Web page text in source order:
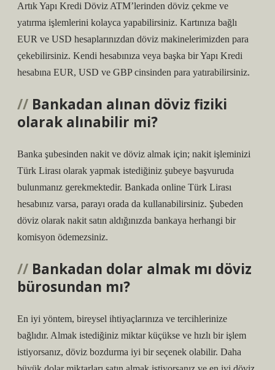
Artık Yapı Kredi Döviz ATM’lerinden döviz çekme ve
yatırma işlemlerini kolayca yapabilirsiniz. Kartınıza bağlı
EUR ve USD hesaplarınızdan döviz makinelerimizden para
çekebilirsiniz. Kendi hesabınıza veya başka bir Yapı Kredi
hesabına EUR, USD ve GBP cinsinden para yatırabilirsiniz.
Bankadan alınan döviz fiziki
olarak alınabilir mi?
Banka şubesinden nakit ve döviz almak için; nakit işleminizi
Türk Lirası olarak yapmak istediğiniz şubeye başvuruda
bulunmanız gerekmektedir. Bankada online Türk Lirası
hesabınız varsa, parayı orada da kullanabilirsiniz. Şubeden
döviz olarak nakit satın aldığınızda bankaya herhangi bir
komisyon ödemezsiniz.
Bankadan dolar almak mı döviz
bürosundan mı?
En iyi yöntem, bireysel ihtiyaçlarınıza ve tercihlerinize
bağlıdır. Almak istediğiniz miktar küçükse ve hızlı bir işlem
istiyorsanız, döviz bozdurma iyi bir seçenek olabilir. Daha